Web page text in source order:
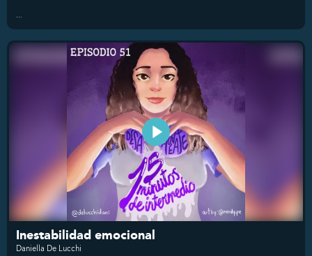
...
Inestabilidad emocional
Daniella De Lucchi